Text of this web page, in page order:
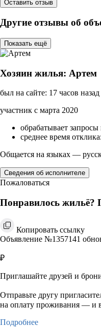
Оставить отзыв
Другие отзывы об
Показать ещё
Хозяин жилья: Артем
был на сайте: 17 часов назад
участник с марта 2020
обрабатывает запросы
среднее время
Общается на языках —
Сведения об исполнителе
Пожаловаться
Понравилось жильё?
Копировать ссылку
Объявление №1357141
₽
Приглашайте друзей и
Отправьте другу
на оплату проживания — и
Подробнее